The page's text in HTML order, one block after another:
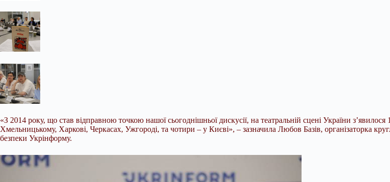
«З 2014 року, що став відправною точкою нашої сьогоднішньої дискусії, на театральній сцені України
Хмельницькому, Харкові, Черкасах, Ужгороді, та чотири – у Києві», – зазначила Любов Базів, організаторка
безпеки Укрінформу.